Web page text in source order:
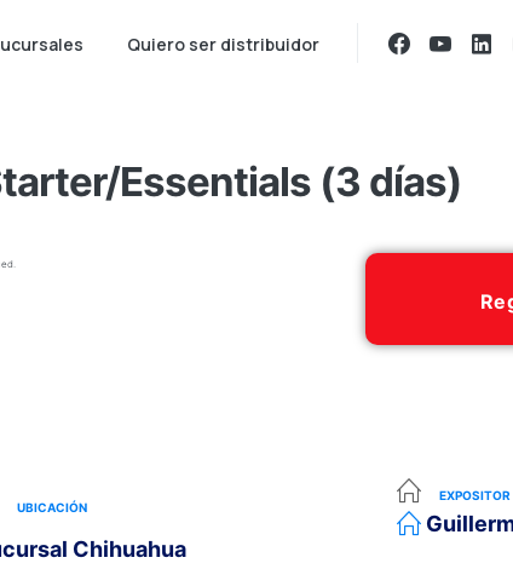
Quiero ser distribuidor
Essentials (3 días)
UBICACIÓN
Chihuahua
EXPOSITOR